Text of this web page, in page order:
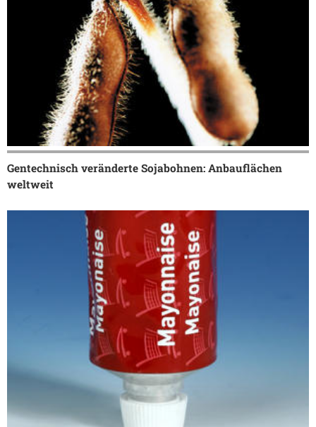
Gentechnisch veränderte Sojabohnen: Anbauflächen
weltweit